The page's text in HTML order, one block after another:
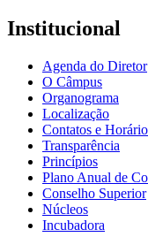
Institucional
Agenda do Diretor
O Câmpus
Organograma
Localização
Contatos e
Transparência
Princípios
Plano Anual de
Conselho Superior
Núcleos
Incubadora